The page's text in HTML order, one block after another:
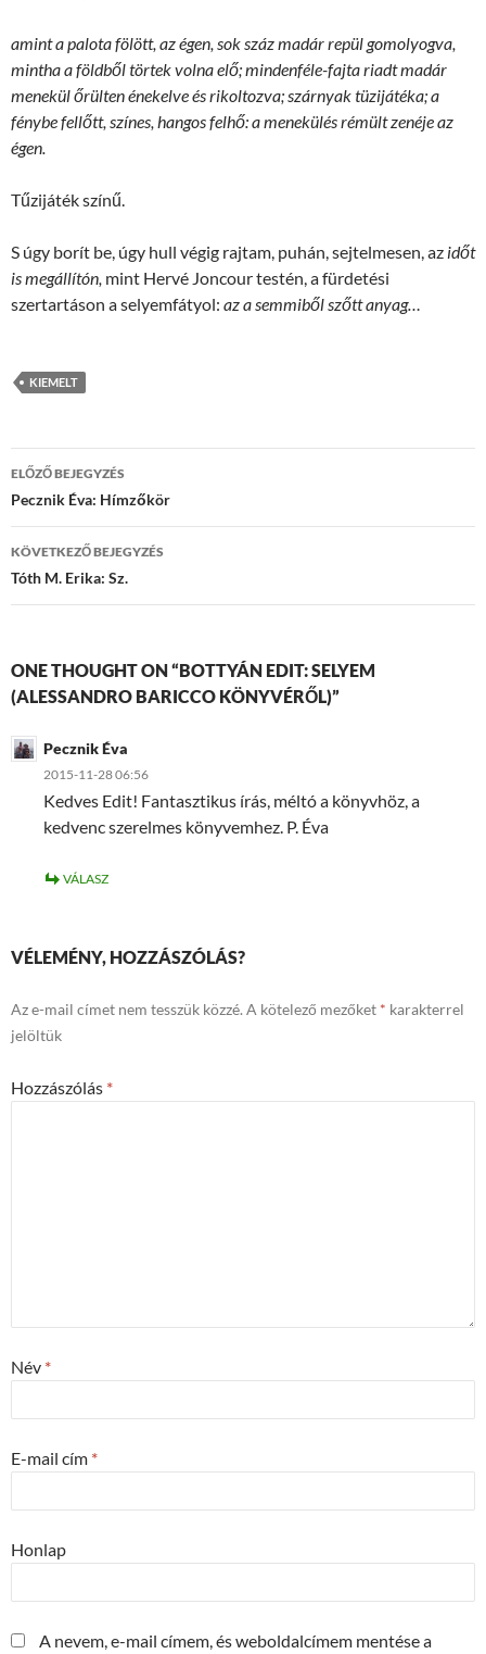
amint a palota fölött, az égen, sok száz madár repül gomolyogva,
mintha a földből törtek volna elő; mindenféle-fajta riadt madár
menekül őrülten énekelve és rikoltozva; szárnyak tüzijátéka; a
fénybe fellőtt, színes, hangos felhő: a menekülés rémült zenéje az
égen.
Tűzijáték színű.
S úgy borít be, úgy hull végig rajtam, puhán, sejtelmesen, az időt
is megállítón, mint Hervé Joncour testén, a fürdetési
szertartáson a selyemfátyol: az a semmiből szőtt anyag…
KIEMELT
Bejegyzések
navigációja
ELŐZŐ BEJEGYZÉS
Pecznik Éva: Hímzőkör
KÖVETKEZŐ BEJEGYZÉS
Tóth M. Erika: Sz.
ONE THOUGHT ON “BOTTYÁN EDIT: SELYEM
(ALESSANDRO BARICCO KÖNYVÉRŐL)”
Pecznik Éva
2015-11-28 06:56
Kedves Edit! Fantasztikus írás, méltó a könyvhöz, a
kedvenc szerelmes könyvemhez. P. Éva
VÁLASZ
VÉLEMÉNY, HOZZÁSZÓLÁS?
Az e-mail címet nem tesszük közzé. A kötelező mezőket * karakterrel
jelöltük
Hozzászólás *
Név *
E-mail cím *
Honlap
A nevem, e-mail címem, és weboldalcímem mentése a